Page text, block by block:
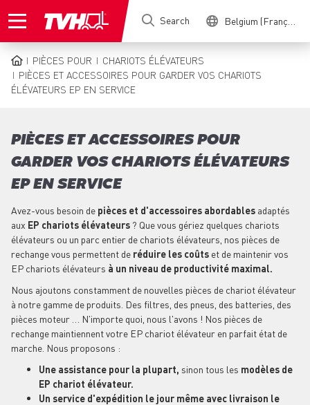
to
Search Belgium (Français)
BREADCRUMB
PIÈCES POUR
CHARIOTS ÉLÉVATEURS
PIÈCES ET ACCESSOIRES POUR GARDER VOS CHARIOTS
ÉLÉVATEURS EP EN SERVICE
PIÈCES ET ACCESSOIRES POUR
GARDER VOS CHARIOTS ÉLÉVATEURS
EP EN SERVICE
Avez-vous besoin de pièces et d'accessoires abordables adaptés
aux EP chariots élévateurs ? Que vous gériez quelques chariots
élévateurs ou un parc entier de chariots élévateurs, nos pièces de
rechange vous permettent de réduire les coûts et de maintenir vos
EP chariots élévateurs à un niveau de productivité maximal.
Nous ajoutons constamment de nouvelles pièces de chariot élévateur
à notre gamme de produits. Des filtres, des pneus, des batteries, des
pièces moteur … N'importe quoi, nous l'avons ! Nos pièces de
rechange maintiennent votre EP chariot élévateur en parfait état de
marche. Nous proposons :
Une assistance pour la plupart, sinon tous les modèles de
EP chariot élévateur.
Un service d'expédition le jour même avec livraison le